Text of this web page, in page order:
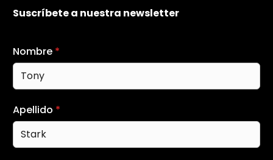
Suscríbete a nuestra newsletter
Nombre *
Apellido *